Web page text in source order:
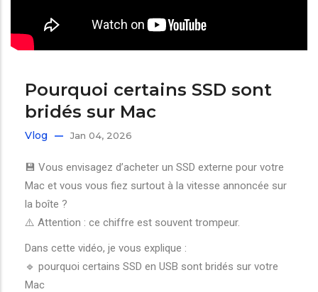
Pourquoi certains SSD sont
bridés sur Mac
Vlog Jan 04, 2026
💾 Vous envisagez d’acheter un SSD externe pour votre
Mac et vous vous fiez surtout à la vitesse annoncée sur
la boîte ?
⚠️ Attention : ce chiffre est souvent trompeur.
Dans cette vidéo, je vous explique :
🔹 pourquoi certains SSD en USB sont bridés sur votre
Mac